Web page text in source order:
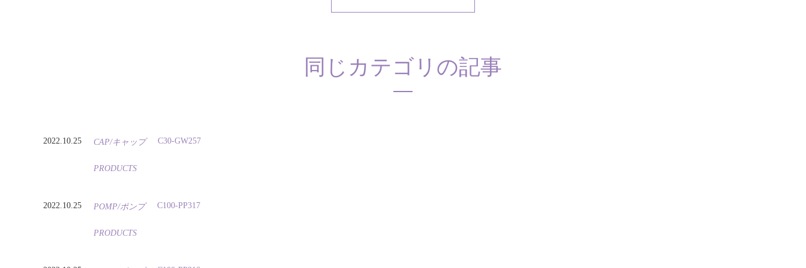
同じカテゴリの記事
2022.10.25 CAP/キャップ
PRODUCTS
C30-GW257
2022.10.25 POMP/ポンプ
PRODUCTS
C100-PP317